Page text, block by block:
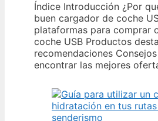
Índice Introducción ¿Por
buen cargador de coche
plataformas para comprar
coche USB Productos
recomendaciones
encontrar las mejores